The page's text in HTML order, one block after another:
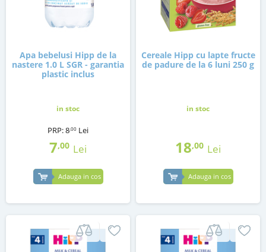
Apa bebelusi Hipp de la
nastere 1.0 L SGR - garantia
plastic inclus
in stoc
PRP:8,00 Lei
7,00 Lei
Adauga in cos
Cereale Hipp cu lapte fructe
de padure de la 6 luni 250 g
in stoc
18,00 Lei
Adauga in cos